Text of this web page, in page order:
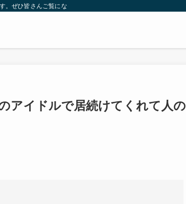
ぜひ皆さんご覧になっていってください。
アイドルで居続けてくれて人の